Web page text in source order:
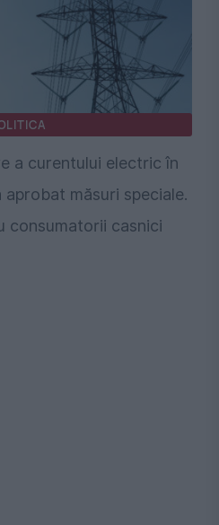
a curentului electric în
aprobat măsuri speciale.
consumatorii casnici